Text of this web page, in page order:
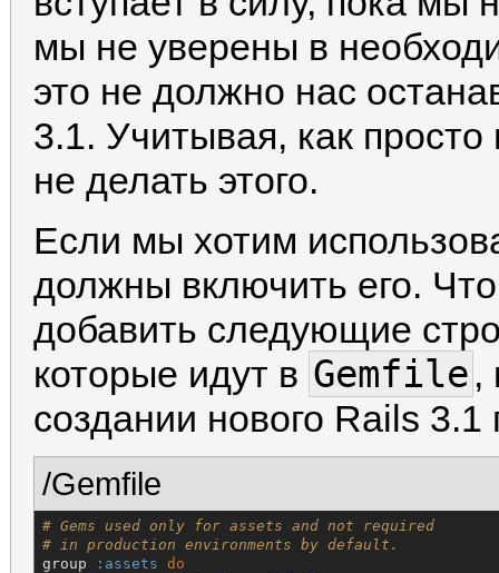
мы не уверены в
это не должно нас
3.1. Учитывая, как
не делать этого.
Если мы хотим
должны включить его.
добавить следующие
которые идут в Gemfile ,
создании нового Rails
/Gemfile
# Gems used only for assets and not required
# in production environments by default.
group
:assets do